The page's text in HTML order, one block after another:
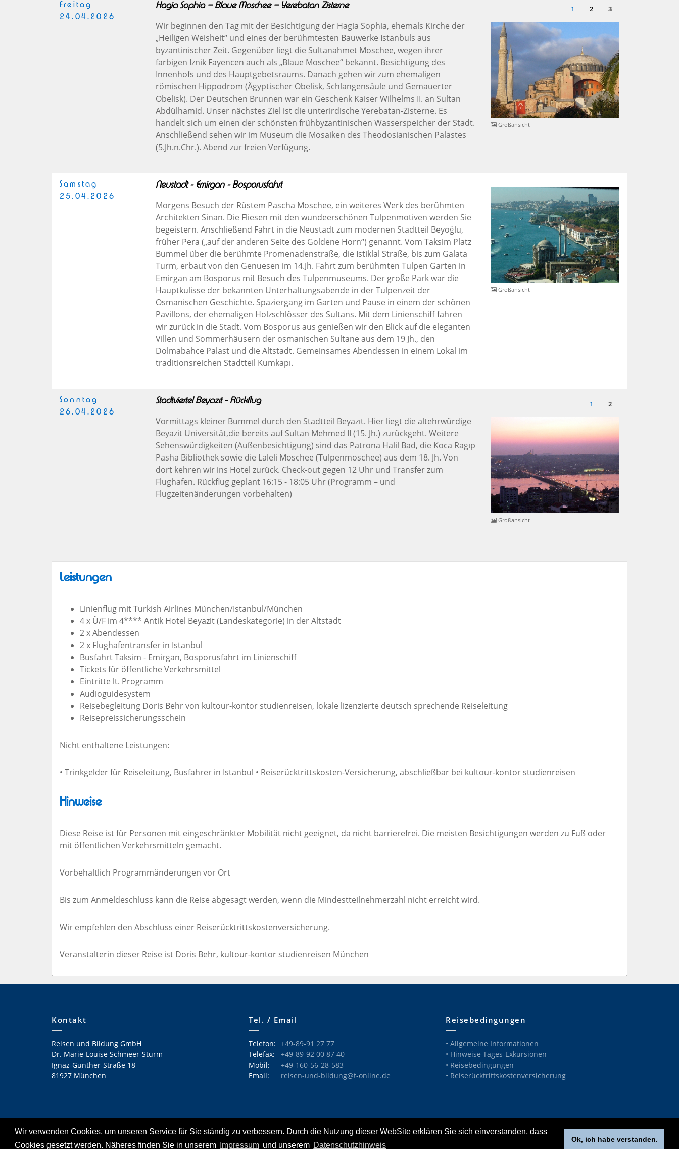
Wir verwenden Cookies, um unseren Service für Sie ständig zu verbessern. Durch die Nutzung dieser WebSite erklären Sie sich einverstanden, dass
Cookies gesetzt werden. Näheres finden Sie in unserem
Impressum und unserem Datenschutzhinweis
Ok, ich habe verstanden.
Freitag
24.04.2026
Hagia Sophia – Blaue Moschee – Yerebatan Zisterne
Wir beginnen den Tag mit der Besichtigung der Hagia Sophia, ehemals Kirche der
„Heiligen Weisheit“ und eines der berühmtesten Bauwerke Istanbuls aus
byzantinischer Zeit. Gegenüber liegt die Sultanahmet Moschee, wegen ihrer
farbigen Iznik Fayencen auch als „Blaue Moschee“ bekannt. Besichtigung des
Innenhofs und des Hauptgebetsraums. Danach gehen wir zum ehemaligen
römischen Hippodrom (Ägyptischer Obelisk, Schlangensäule und Gemauerter
Obelisk). Der Deutschen Brunnen war ein Geschenk Kaiser Wilhelms II. an Sultan
Abdülhamid. Unser nächstes Ziel ist die unterirdische Yerebatan-Zisterne. Es
handelt sich um einen der schönsten frühbyzantinischen Wasserspeicher der Stadt.
Anschließend sehen wir im Museum die Mosaiken des Theodosianischen Palastes
(5.Jh.n.Chr.). Abend zur freien Verfügung.
1 2 3
Großansicht
Samstag
25.04.2026
Neustadt - Emirgan - Bosporusfahrt
Morgens Besuch der Rüstem Pascha Moschee, ein weiteres Werk des berühmten
Architekten Sinan. Die Fliesen mit den wundeerschönen Tulpenmotiven werden Sie
begeistern. Anschließend Fahrt in die Neustadt zum modernen Stadtteil Beyoğlu,
früher Pera („auf der anderen Seite des Goldene Horn“) genannt. Vom Taksim Platz
Bummel über die berühmte Promenadenstraße, die Istiklal Straße, bis zum Galata
Turm, erbaut von den Genuesen im 14.Jh. Fahrt zum berühmten Tulpen Garten in
Emirgan am Bosporus mit Besuch des Tulpenmuseums. Der große Park war die
Hauptkulisse der bekannten Unterhaltungsabende in der Tulpenzeit der
Osmanischen Geschichte. Spaziergang im Garten und Pause in einem der schönen
Pavillons, der ehemaligen Holzschlösser des Sultans. Mit dem Linienschiff fahren
wir zurück in die Stadt. Vom Bosporus aus genießen wir den Blick auf die eleganten
Villen und Sommerhäusern der osmanischen Sultane aus dem 19 Jh., den
Dolmabahce Palast und die Altstadt. Gemeinsames Abendessen in einem Lokal im
traditionsreichen Stadtteil Kumkapı.
Großansicht
Sonntag
26.04.2026
Stadtviertel Beyazıt - Rückflug
Vormittags kleiner Bummel durch den Stadtteil Beyazıt. Hier liegt die altehrwürdige
Beyazit Universität,die bereits auf Sultan Mehmed II (15. Jh.) zurückgeht. Weitere
Sehenswürdigkeiten (Außenbesichtigung) sind das Patrona Halil Bad, die Koca Ragıp
Pasha Bibliothek sowie die Laleli Moschee (Tulpenmoschee) aus dem 18. Jh. Von
dort kehren wir ins Hotel zurück. Check-out gegen 12 Uhr und Transfer zum
Flughafen. Rückflug geplant 16:15 - 18:05 Uhr (Programm – und
Flugzeitenänderungen vorbehalten)
1 2
Großansicht
Leistungen
Linienflug mit Turkish Airlines München/Istanbul/München
4 x Ü/F im 4**** Antik Hotel Beyazit (Landeskategorie) in der Altstadt
2 x Abendessen
2 x Flughafentransfer in Istanbul
Busfahrt Taksim - Emirgan, Bosporusfahrt im Linienschiff
Tickets für öffentliche Verkehrsmittel
Eintritte lt. Programm
Audioguidesystem
Reisebegleitung Doris Behr von kultour-kontor studienreisen, lokale lizenzierte deutsch sprechende Reiseleitung
Reisepreissicherungsschein
Nicht enthaltene Leistungen:
• Trinkgelder für Reiseleitung, Busfahrer in Istanbul • Reiserücktrittskosten-Versicherung, abschließbar bei kultour-kontor studienreisen
Hinweise
Diese Reise ist für Personen mit eingeschränkter Mobilität nicht geeignet, da nicht barrierefrei. Die meisten Besichtigungen werden zu Fuß oder
mit öffentlichen Verkehrsmitteln gemacht.
Vorbehaltlich Programmänderungen vor Ort
Bis zum Anmeldeschluss kann die Reise abgesagt werden, wenn die Mindestteilnehmerzahl nicht erreicht wird.
Wir empfehlen den Abschluss einer Reiserücktrittskostenversicherung.
Veranstalterin dieser Reise ist Doris Behr, kultour-kontor studienreisen München
Kontakt
Reisen und Bildung GmbH
Dr. Marie-Louise Schmeer-Sturm
Ignaz-Günther-Straße 18
81927 München
Tel. / Email
Telefon: +49-89-91 27 77
Telefax:
+49-89-92 00 87 40
Mobil:
+49-160-56-28-583
Email:
reisen-und-bildung@t-online.de
Reisebedingungen
• Allgemeine Informationen
• Hinweise Tages-Exkursionen
• Reisebedingungen
• Reiserücktrittskostenversicherung
• Datenschutz
© 2021-2026 - Reisen und Bildung GmbH, München